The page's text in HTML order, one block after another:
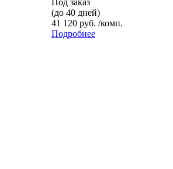
(до 40 дней)
41 120 руб. /комп.
Подробнее